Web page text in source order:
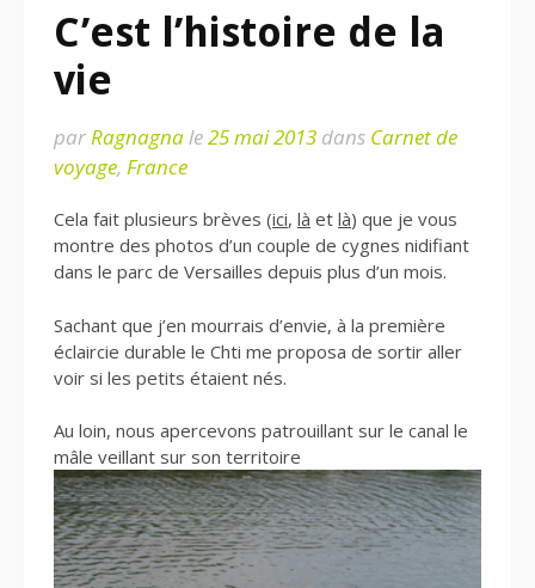
C’est l’histoire de la
vie
parRagnagnale25 mai 2013 dans Carnet de
voyage, France
Cela fait plusieurs brèves (ici, là et là) que je vous
montre des photos d’un couple de cygnes nidifiant
dans le parc de Versailles depuis plus d’un mois.
Sachant que j’en mourrais d’envie, à la première
éclaircie durable le Chti me proposa de sortir aller
voir si les petits étaient nés.
Au loin, nous apercevons patrouillant sur le canal le
mâle veillant sur son territoire